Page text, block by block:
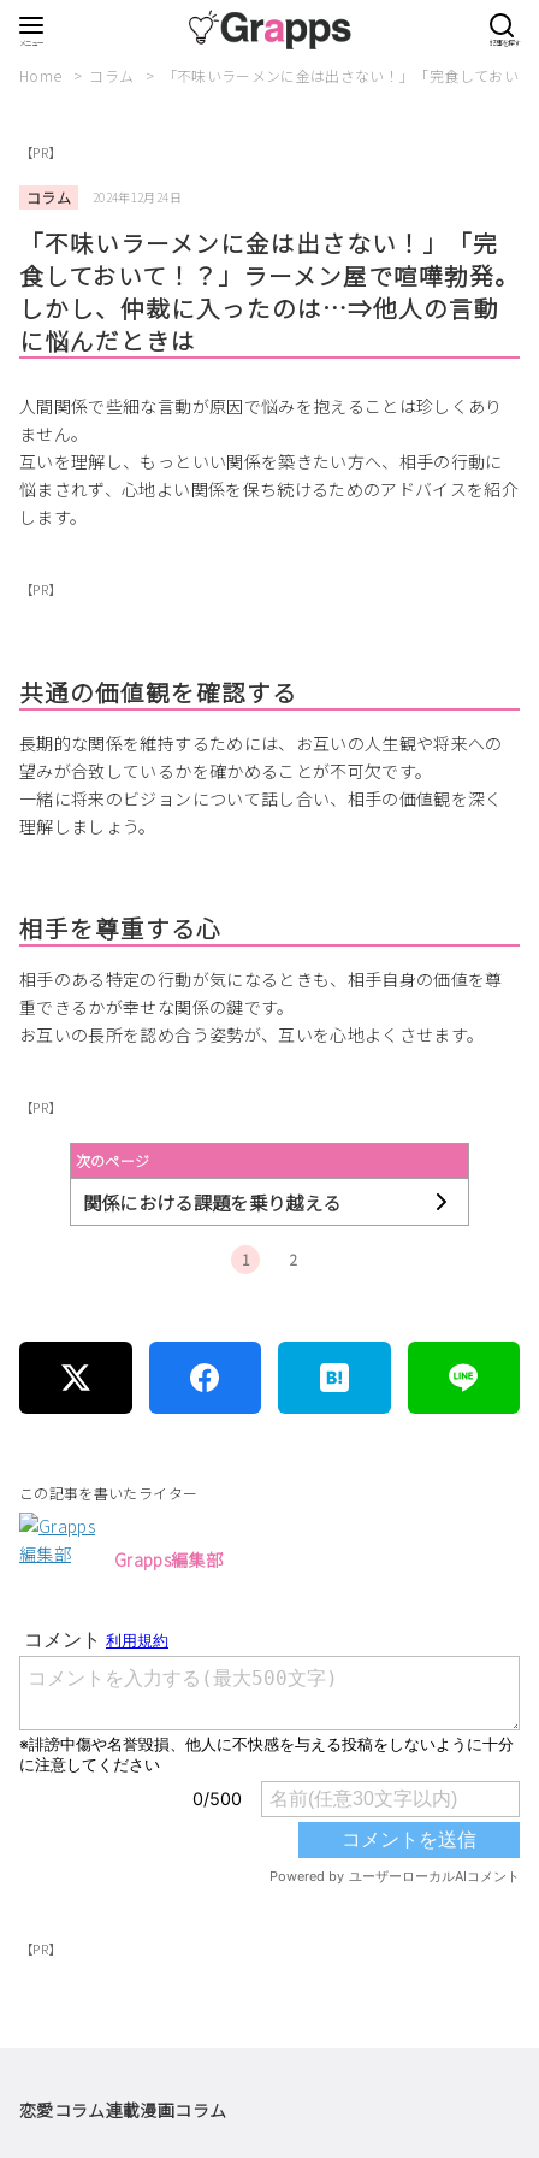
Home コラム 「不味いラーメンに金は出さない！」「完食してお
【PR】
コラム 2024年12月24日
「不味いラーメンに金は出さない！」「完
食しておいて！？」ラーメン屋で喧嘩勃発。
しかし、仲裁に入ったのは…⇒他人の言動
に悩んだときは
人間関係で些細な言動が原因で悩みを抱えることは珍しくあり
ません。
互いを理解し、もっといい関係を築きたい方へ、相手の行動に
悩まされず、心地よい関係を保ち続けるためのアドバイスを紹介
します。
【PR】
共通の価値観を確認する
長期的な関係を維持するためには、お互いの人生観や将来への
望みが合致しているかを確かめることが不可欠です。
一緒に将来のビジョンについて話し合い、相手の価値観を深く
理解しましょう。
相手を尊重する心
相手のある特定の行動が気になるときも、相手自身の価値を尊
重できるかが幸せな関係の鍵です。
お互いの長所を認め合う姿勢が、互いを心地よくさせます。
【PR】
次のページ
関係における課題を乗り越える
1 2
この記事を書いたライター
Grapps編集部
【PR】
恋愛コラム連載漫画コラム